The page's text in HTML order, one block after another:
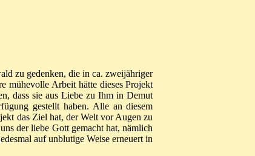
zu gedenken, die in ca. zweijähriger
mühevolle Arbeit hätte dieses Projekt
dass sie aus Liebe zu Ihm in Demut
gestellt haben. Alle an diesem
das Ziel hat, der Welt vor Augen zu
der liebe Gott gemacht hat, nämlich
auf unblutige Weise erneuert in